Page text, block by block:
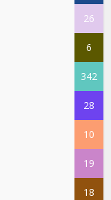
26
6
342
28
10
19
18